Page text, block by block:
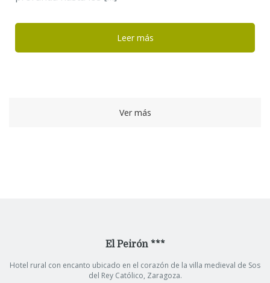
Leer más
Ver más
El Peirón ***
Hotel rural con encanto ubicado en el corazón de la villa medieval de Sos
del Rey Católico, Zaragoza.